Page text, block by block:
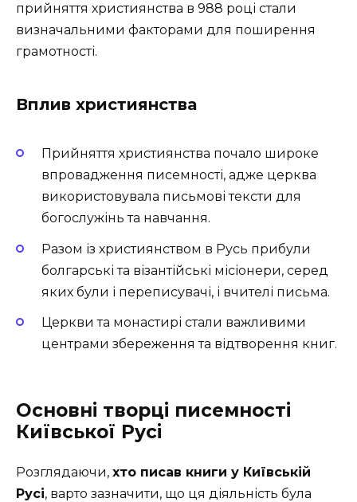
прийняття християнства в 988 році стали
визначальними факторами для поширення
грамотності.
Вплив християнства
Прийняття християнства почало широке
впровадження писемності, адже церква
використовувала письмові тексти для
богослужінь та навчання.
Разом із християнством в Русь прибули
болгарські та візантійські місіонери, серед
яких були і переписувачі, і вчителі письма.
Церкви та монастирі стали важливими
центрами збереження та відтворення книг.
Основні творці писемності
Київської Русі
Розглядаючи, хто писав книги у Київській
Русі, варто зазначити, що ця діяльність була